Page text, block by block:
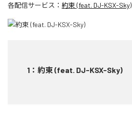
各配信サービス： 約束 (feat. DJ-KSX-Sky)
1 ： 約束 (feat. DJ-KSX-Sky)